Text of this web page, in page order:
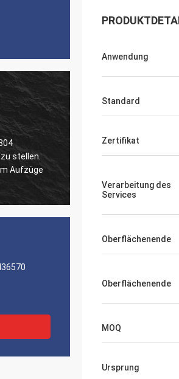
Diego Nemer
quality of the pipes is very good, very
seamless pipes!
Anwendung
Standard
Zertifikat
Verarbeitung des
Services
Oberflächenende
Oberflächenende
MOQ
Ursprung